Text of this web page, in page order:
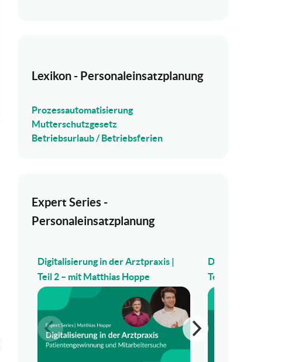
Lexikon - Personaleinsatzplanung
Prozessautomatisierung
Mutterschutzgesetz
Betriebsurlaub / Betriebsferien
Expert Series -
Personaleinsatzplanung
Digitalisierung in der Arztpraxis |
Teil 2 – mit Matthias Hoppe
Digitalisierung in
Teil 1 – mit